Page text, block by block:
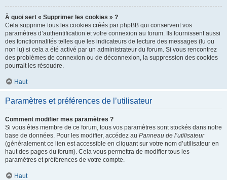
À quoi sert « Supprimer les cookies » ?
Cela supprime tous les cookies créés par phpBB qui conservent vos
paramètres d’authentification et votre connexion au forum. Ils fournissent aussi
des fonctionnalités telles que les indicateurs de lecture des messages (lu ou
non lu) si cela a été activé par un administrateur du forum. Si vous rencontrez
des problèmes de connexion ou de déconnexion, la suppression des cookies
pourrait les résoudre.
Haut
Paramètres et préférences de l’utilisateur
Comment modifier mes paramètres ?
Si vous êtes membre de ce forum, tous vos paramètres sont stockés dans notre
base de données. Pour les modifier, accédez au Panneau de l’utilisateur
(généralement ce lien est accessible en cliquant sur votre nom d’utilisateur en
haut des pages du forum). Cela vous permettra de modifier tous les
paramètres et préférences de votre compte.
Haut